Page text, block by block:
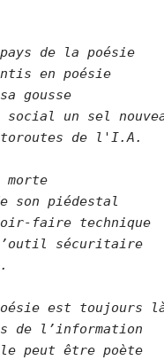
de la poésie
en poésie
gousse
un sel
de l'I.A.
son piédestal
faire technique
sécuritaire
est toujours
de l’information
peut être poète